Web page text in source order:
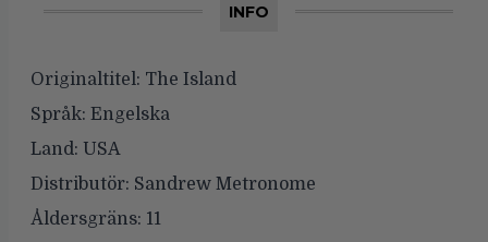
INFO
Originaltitel: The Island
Språk: Engelska
Land: USA
Distributör: Sandrew Metronome
Åldersgräns: 11